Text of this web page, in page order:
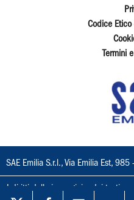
Codice
Termini
SAE Emilia S.r.l., Via Emilia Est,
I diritti delle immagini e dei testi